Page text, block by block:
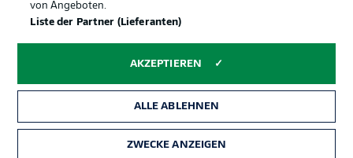
von Angeboten.
Liste der Partner (Lieferanten)
AKZEPTIEREN
ALLE ABLEHNEN
ZWECKE ANZEIGEN